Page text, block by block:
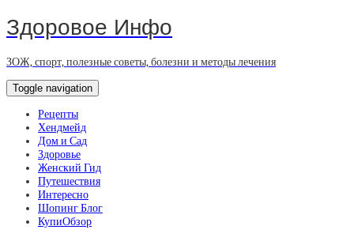
Здоровое Инфо
ЗОЖ, спорт, полезные советы, болезни и методы лечения
Toggle navigation
Рецепты
Хендмейд
Дом и Сад
Здоровье
Женский Гид
Путешествия
Интересно
Шопинг Блог
КупиОбзор